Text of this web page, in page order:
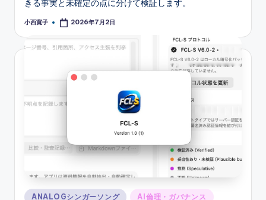
きる事実と未確定の点に分けて検証します。
Posted
小西寛子 2026年7月2日
Posted
ANALOGシンガーソング AI倫理・ガバナンス